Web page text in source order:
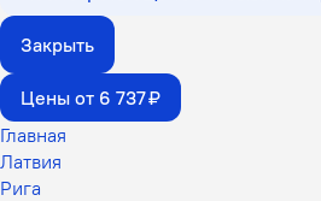
Закрыть
Цены от 6 737 ₽
Главная
Латвия
Рига